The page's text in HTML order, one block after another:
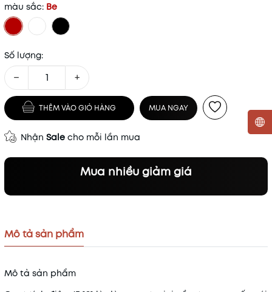
màu sắc: Be
Số lượng:
− +
THÊM VÀO GIỎ HÀNG MUA NGAY
Nhận Sale cho mỗi lần mua
Mua nhiều giảm giá
Mô tả sản phẩm
Mô tả sản phẩm